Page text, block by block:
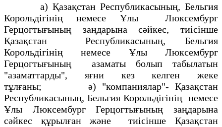
а) Қазақстан Республикасының, Бельгия
Корольдiгiнiң немесе Ұлы Люксембург
Герцогтығының заңдарына сәйкес, тиiсiнше
Қазақстан Республикасының, Бельгия
Корольдiгiнiң немесе Ұлы Люксембург
Герцогтығының азаматы болып табылатын
"азаматтарды", яғни кез келген жеке
тұлғаны; ә) "компаниялар"- Қазақстан
Республикасының, Бельгия Корольдiгiнiң немесе
Ұлы Люксембург Герцогтығының заңдарына
сәйкес құрылған және тиiсiнше Қазақстан